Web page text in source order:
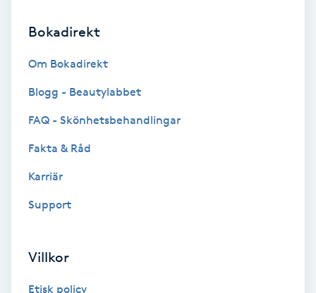
Naprapati
Navelpiercing
Ny frisyr
Olaplex
Bokadirekt
Om Bokadirekt
Blogg - Beautylabbet
FAQ - Skönhetsbehandlingar
Fakta & Råd
Karriär
Support
Villkor
Etisk policy